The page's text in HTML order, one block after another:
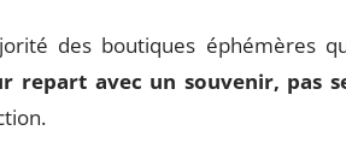
des boutiques éphémères
repart avec un souvenir, pas